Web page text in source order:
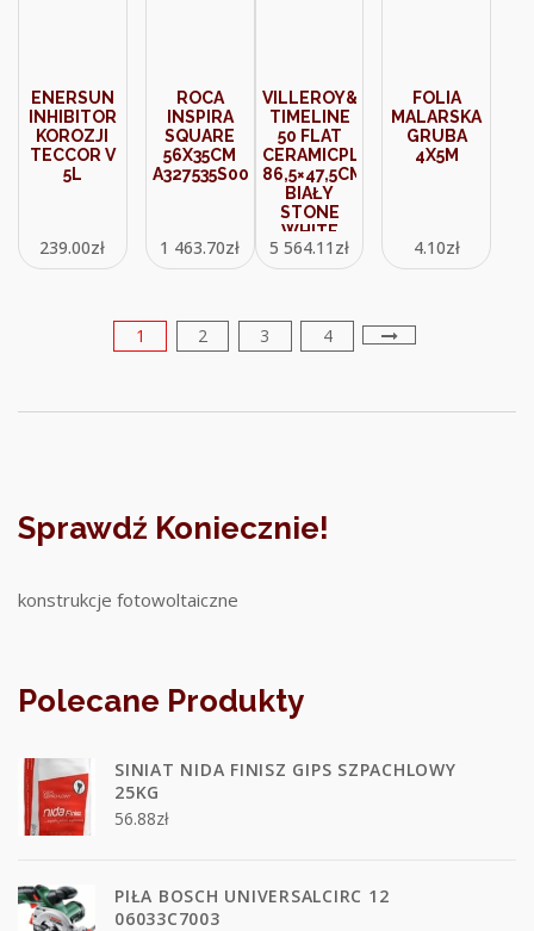
ENERSUN
INHIBITOR
KOROZJI
TECCOR V
5L
239.00zł
ROCA
INSPIRA
SQUARE
56X35CM
A327535S00
1 463.70zł
VILLEROY&BOCH
TIMELINE
50 FLAT
CERAMICPLUS
86,5×47,5CM
BIAŁY
STONE
WHITE
33071FRW
5 564.11 zł
FOLIA
MALARSKA
GRUBA
4X5M
4.10zł
1 2 3 4
Sprawdź Koniecznie!
konstrukcje fotowoltaiczne
Polecane Produkty
SINIAT NIDA FINISZ GIPS SZPACHLOWY
25KG
56.88zł
PIŁA BOSCH UNIVERSALCIRC 12
06033C7003